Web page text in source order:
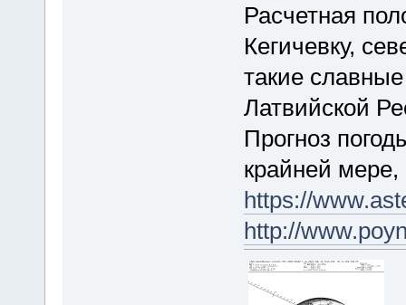
Расчетная
Кегичевку,
такие
Латвийской
Прогноз
крайней
https://
http://